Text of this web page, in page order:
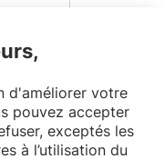
d'améliorer votre
pouvez accepter
exceptés les
à l’utilisation du